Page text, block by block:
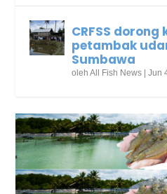
CRFSS
petambak
Sumbawa
olehAll Fish News |Jun